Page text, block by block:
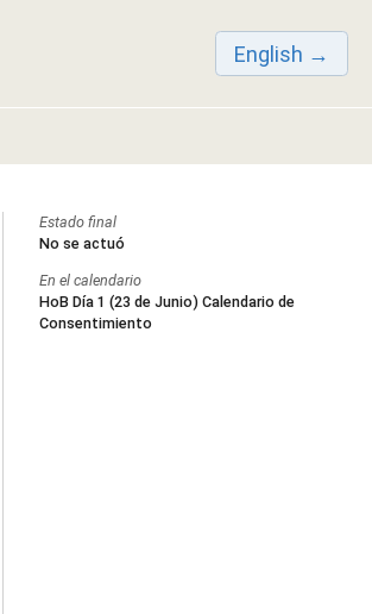
English
Estado final
No se actuó
En el calendario
HoB Día 1 (23 de Junio) Calendario de
Consentimiento